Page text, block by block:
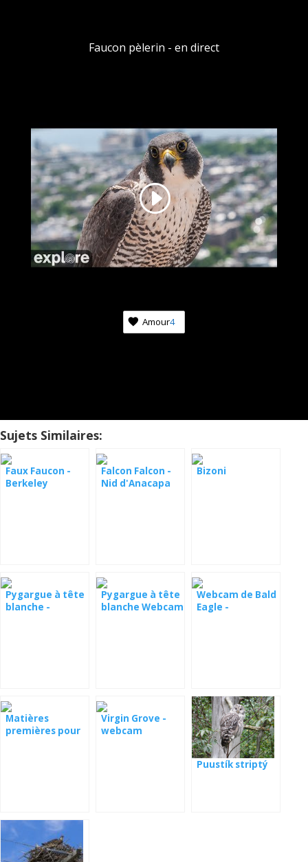
Faucon pèlerin - en direct
Amour4
Sujets Similaires:
Faux Faucon -
Berkeley
Falcon Falcon -
Nid d'Anacapa
Bizoni
Pygargue à tête
blanche -
Pygargue à tête
blanche Webcam
Webcam de Bald
Eagle -
Matières
premières pour
Virgin Grove -
webcam
Puustík striptý